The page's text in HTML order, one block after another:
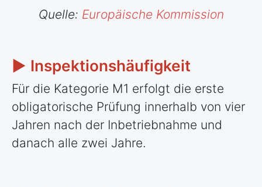
Quelle: Europäische Kommission
► Inspektionshäufigkeit
Für die Kategorie M1 erfolgt die erste
obligatorische Prüfung innerhalb von vier
Jahren nach der Inbetriebnahme und
danach alle zwei Jahre.